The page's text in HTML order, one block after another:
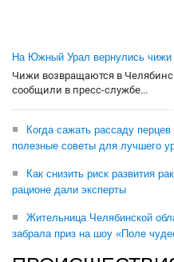
На Южный Урал вернулись чижи
Чижи возвращаются в
сообщили в пресс-службе...
Когда сажать рассаду
полезные советы для лучшего
Как снизить риск развития
рационе дали эксперты
Жительница Челябинской
забрала приз на шоу «Поле